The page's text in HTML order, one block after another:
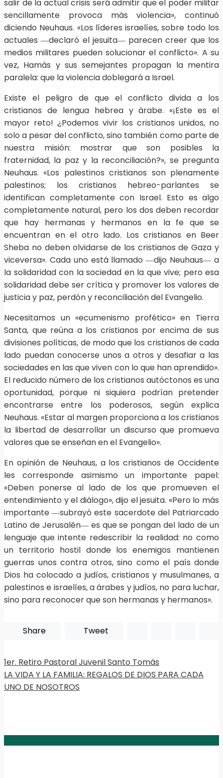
salir de la actual crisis será admitir que el poder militar
sencillamente provoca más violencia», continuó
diciendo Neuhaus. «Los líderes israelíes, sobre todo los
actuales ―declaró el jesuita― parecen creer que los
medios militares pueden solucionar el conflicto». A su
vez, Hamás y sus semejantes propagan la mentira
paralela: que la violencia doblegará a Israel.
Existe el peligro de que el conflicto divida a los
cristianos de lengua hebrea y árabe. «¡Este es el
mayor reto! ¿Podemos vivir los cristianos unidos, no
solo a pesar del conflicto, sino también como parte de
nuestra misión: mostrar que son posibles la
fraternidad, la paz y la reconciliación?», se pregunta
Neuhaus. «Los palestinos cristianos son plenamente
palestinos; los cristianos hebreo-parlantes se
identifican completamente con Israel. Esto es algo
completamente natural, pero los dos deben recordar
que hay hermanas y hermanos en la fe que se
encuentran en el otro lado. Los cristianos en Beer
Sheba no deben olvidarse de los cristianos de Gaza y
viceversa». Cada uno está llamado ―dijo Neuhaus― a
la solidaridad con la sociedad en la que vive; pero esa
solidaridad debe ser crítica y promover los valores de
justicia y paz, perdón y reconciliación del Evangelio.
Necesitamos un «ecumenismo profético» en Tierra
Santa, que reúna a los cristianos por encima de sus
divisiones políticas, de modo que los cristianos de cada
lado puedan conocerse unos a otros y desafiar a las
sociedades en las que viven con lo que han aprendido».
El reducido número de los cristianos autóctonos es una
oportunidad, porque ni siquiera podrían pretender
encontrarse entre los poderosos, según explica
Neuhaus. «Estar al margen proporciona a los cristianos
la libertad de desarrollar un discurso que promueva
valores que se enseñan en el Evangelio».
En opinión de Neuhaus, a los cristianos de Occidente
les corresponde asimismo un importante papel:
«Deben ponerse al lado de los que promueven el
entendimiento y el diálogo», dijo el jesuita. «Pero lo más
importante ―subrayó este sacerdote del Patriarcado
Latino de Jerusalén― es que se pongan del lado de un
lenguaje que intente redescribir la realidad: no como
un territorio hostil donde los enemigos mantienen
guerras unos contra otros, sino como el país donde
Dios ha colocado a judíos, cristianos y musulmanes, a
palestinos e israelíes, a árabes y judíos, no para luchar,
sino para reconocer que son hermanas y hermanos».
Share Tweet
1er. Retiro Pastoral Juvenil Santo Tomás
LA VIDA Y LA FAMILIA: REGALOS DE DIOS PARA CADA
UNO DE NOSOTROS